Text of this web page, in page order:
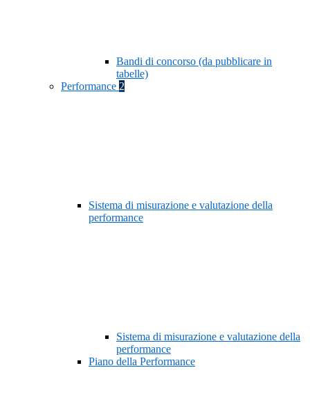
Bandi di concorso (da pubblicare in
tabelle)
Performance 2
Sistema di misurazione e valutazione della
performance
Sistema di misurazione e valutazione della
performance
Piano della Performance